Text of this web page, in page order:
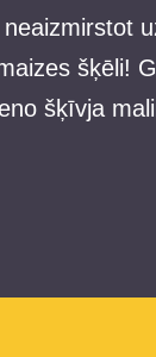
šķēli!
šķīvja